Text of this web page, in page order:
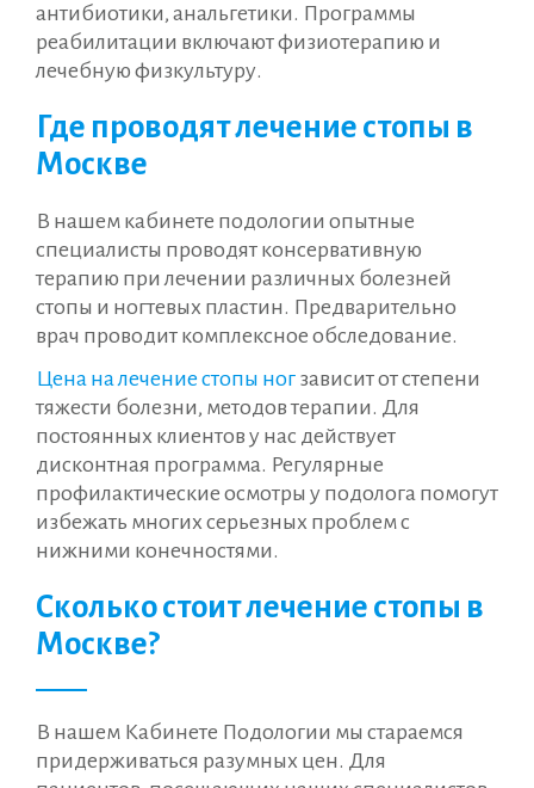
антибиотики, анальгетики. Программы
реабилитации включают физиотерапию и
лечебную физкультуру.
Где проводят лечение стопы в
Москве
В нашем кабинете подологии опытные
специалисты проводят консервативную
терапию при лечении различных болезней
стопы и ногтевых пластин. Предварительно
врач проводит комплексное обследование.
Цена на лечение стопы ног зависит от степени
тяжести болезни, методов терапии. Для
постоянных клиентов у нас действует
дисконтная программа. Регулярные
профилактические осмотры у подолога помогут
избежать многих серьезных проблем с
нижними конечностями.
Сколько стоит лечение стопы в
Москве?
В нашем Кабинете Подологии мы стараемся
придерживаться разумных цен. Для